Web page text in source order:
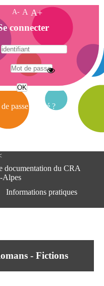
documentation du CRA
Alpes
Informations pratiques
Centre Hospitalier le Vinatier
95, Bd Pinel
- Fictions
A- A A+
connecter
passe oublié ?